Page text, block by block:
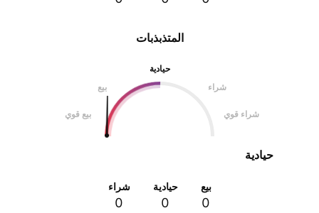
المتذبذبات
حيادية
بيع
شراء
بيع قوي شراء قوي
حيادية
بيع
0
حيادية
0
شراء
0